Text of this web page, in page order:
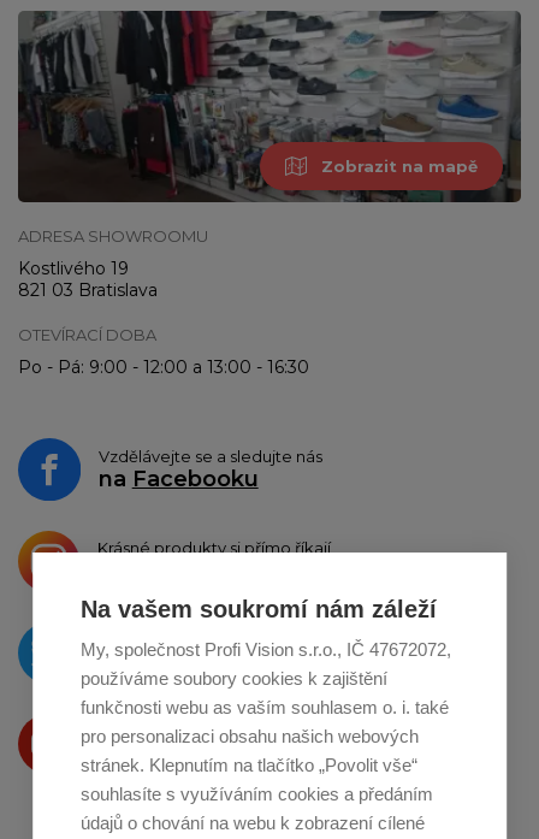
Na vašem soukromí nám záleží
My, společnost Profi Vision s.r.o., IČ 47672072,
používáme soubory cookies k zajištění
funkčnosti webu as vaším souhlasem o. i. také
pro personalizaci obsahu našich webových
stránek. Klepnutím na tlačítko „Povolit vše“
souhlasíte s využíváním cookies a předáním
údajů o chování na webu k zobrazení cílené
Zobrazit na mapě
ADRESA SHOWROOMU
Kostlivého 19
821 03 Bratislava
OTEVÍRACÍ DOBA
Po - Pá: 9:00 - 12:00 a 13:00 - 16:30
Vzdělávejte se a sledujte nás
na Facebooku
Krásné produkty si přímo říkají
O novinkách píšeme
naTwitteru
Produkty Vám představujeme
na Youtube